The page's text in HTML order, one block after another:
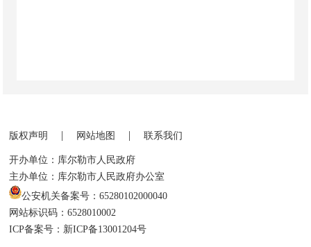
版权声明 | 网站地图 | 联系我们
开办单位：库尔勒市人民政府
主办单位：库尔勒市人民政府办公室
公安机关备案号：65280102000040
网站标识码：6528010002
ICP备案号：新ICP备13001204号